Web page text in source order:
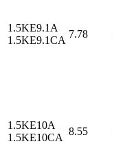
1.5KE9.1A
1.5KE9.1CA
7.78
1.5KE10A
1.5KE10CA
8.55